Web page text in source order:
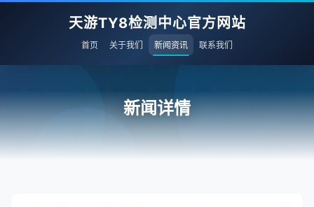
天游TY8检测中心官方网站
首页 关于我们 新闻资讯 联系我们
新闻详情